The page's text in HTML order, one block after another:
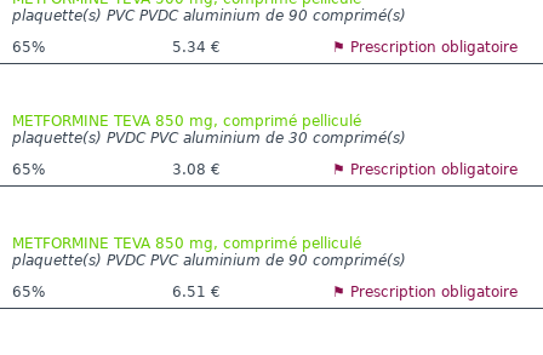
plaquette(s) PVC PVDC aluminium de 90 comprimé(s)
65%
5.34 € ⚑ Prescription obligatoire
METFORMINE TEVA 850 mg, comprimé pelliculé
plaquette(s) PVDC PVC aluminium de 30 comprimé(s)
65%
3.08 € ⚑ Prescription obligatoire
METFORMINE TEVA 850 mg, comprimé pelliculé
plaquette(s) PVDC PVC aluminium de 90 comprimé(s)
65%
6.51 € ⚑ Prescription obligatoire